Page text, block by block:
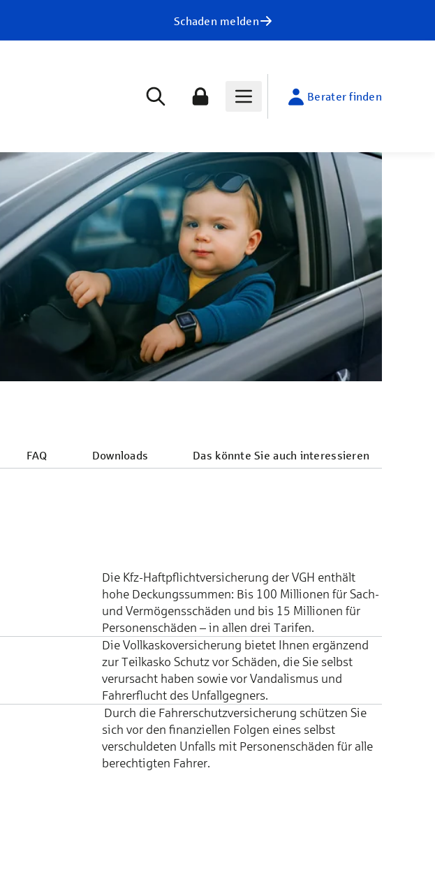
Schaden melden
Berater finden
FAQ Downloads Das könnte Sie auch interes­sieren
Die Kfz-Haft­pflicht­­ver­sich­erung der VGH enthält
hohe Deckungs­sum­men: Bis 100 Millionen für Sach-
und Ver­mö­gens­schä­den und bis 15 Millionen für
Per­so­nen­schä­den – in allen drei Tarifen.
Die Vollkaskover­sicherung bietet Ihnen ergänzend
zur Teilkasko Schutz vor Schäden, die Sie selbst
verursacht haben sowie vor Vandalismus und
Fahrer­flucht des Unfall­gegners.
Durch die Fahrer­schutz­ver­sicher­ung schützen Sie
sich vor den finan­ziellen Fol­gen eines selbst
verschul­deten Unfalls mit Per­sonen­schäden für alle
be­recht­igten Fahr­er.